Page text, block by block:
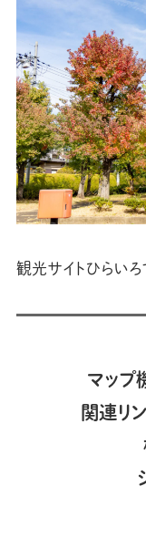
観光サイトひらいろ
マップ
関連リ